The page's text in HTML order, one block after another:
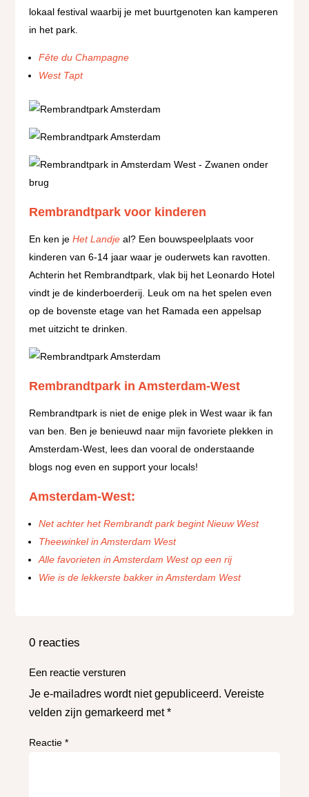
lokaal festival waarbij je met buurtgenoten kan kamperen
in het park.
Fête du Champagne
West Tapt
Rembrandtpark voor kinderen
En ken jeHet Landje al? Een bouwspeelplaats voor
kinderen van 6-14 jaar waar je ouderwets kan ravotten.
Achterin het Rembrandtpark, vlak bij het Leonardo Hotel
vindt je de kinderboerderij. Leuk om na het spelen even
op de bovenste etage van het Ramada een appelsap
met uitzicht te drinken.
Rembrandtpark in Amsterdam-West
Rembrandtpark is niet de enige plek in West waar ik fan
van ben. Ben je benieuwd naar mijn favoriete plekken in
Amsterdam-West, lees dan vooral de onderstaande
blogs nog even en support your locals!
Amsterdam-West:
Net achter het Rembrandt park begint Nieuw West
Theewinkel in Amsterdam West
Alle favorieten in Amsterdam West op een rij
Wie is de lekkerste bakker in Amsterdam West
0 reacties
Een reactie versturen
Je e-mailadres wordt niet gepubliceerd. Vereiste
velden zijn gemarkeerd met*
Reactie*